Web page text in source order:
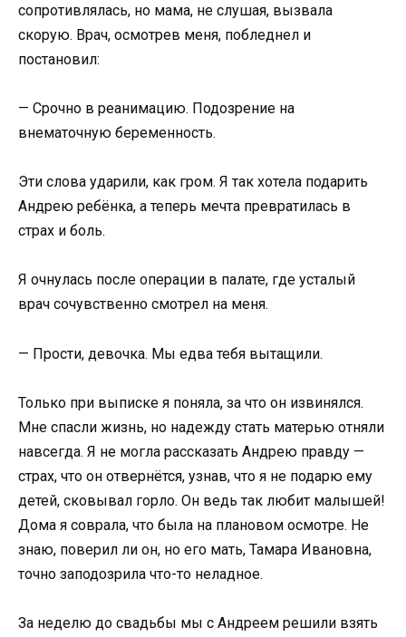
сопротивлялась, но мама, не слушая, вызвала
скорую. Врач, осмотрев меня, побледнел и
постановил:
— Срочно в реанимацию. Подозрение на
внематочную беременность.
Эти слова ударили, как гром. Я так хотела подарить
Андрею ребёнка, а теперь мечта превратилась в
страх и боль.
Я очнулась после операции в палате, где усталый
врач сочувственно смотрел на меня.
— Прости, девочка. Мы едва тебя вытащили.
Только при выписке я поняла, за что он извинялся.
Мне спасли жизнь, но надежду стать матерью отняли
навсегда. Я не могла рассказать Андрею правду —
страх, что он отвернётся, узнав, что я не подарю ему
детей, сковывал горло. Он ведь так любит малышей!
Дома я соврала, что была на плановом осмотре. Не
знаю, поверил ли он, но его мать, Тамара Ивановна,
точно заподозрила что-то неладное.
За неделю до свадьбы мы с Андреем решили взять